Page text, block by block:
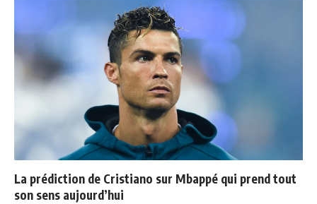
La prédiction de Cristiano sur Mbappé qui prend tout
son sens aujourd’hui